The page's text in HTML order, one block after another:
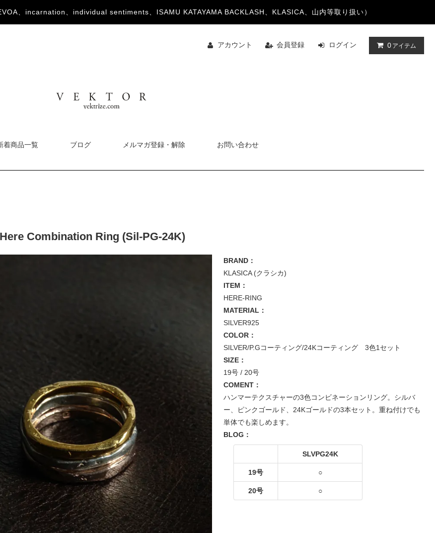
、incarnation、individual sentiments、ISAMU KATAYAMA BACKLASH、KLASICA、山内等取り扱い）
アカウント 会員登録 ログイン 0 アイテム
着商品一覧 ブログ メルマガ登録・解除 お問い合わせ
Combination Ring (Sil-PG-24K)
BRAND：
KLASICA (クラシカ)
ITEM：
HERE-RING
MATERIAL：
SILVER925
COLOR：
SILVER/P.Gコーティング/24Kコーティング 3色1セット
SIZE：
19号 / 20号
COMENT：
ハンマーテクスチャーの3色コンビネーションリング。シルバ
ー、ピンクゴールド、24Kゴールドの3本セット。重ね付けでも
単体でも楽しめます。
BLOG：